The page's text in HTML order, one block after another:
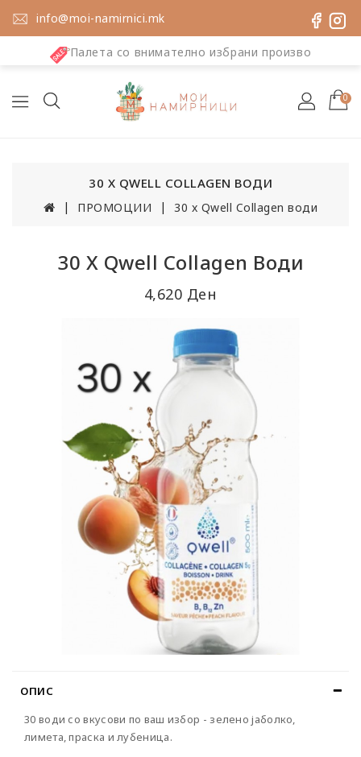
info@moi-namirnici.mk
Палета со внимателно избрани производи
0
30 X QWELL COLLAGEN ВОДИ
ПРОМОЦИИ 30 x Qwell Collagen води
30 X Qwell Collagen Води
4,620 Ден
ОПИС
30 води со вкусови по ваш избор - зелено јаболко,
лимета, праска и лубеница.